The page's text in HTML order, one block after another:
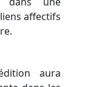
affectifs
aura